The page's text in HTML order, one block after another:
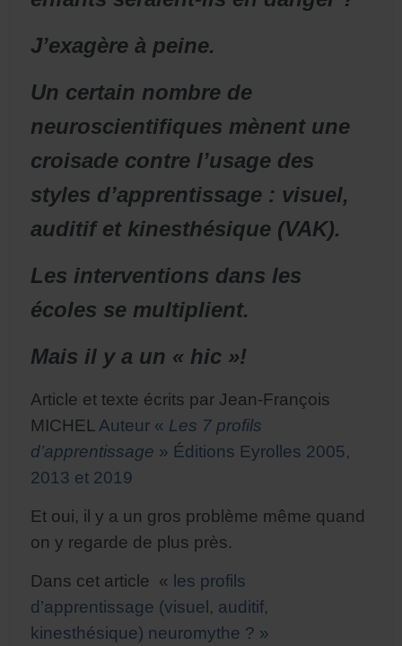
J’exagère à peine.
Un certain nombre de
neuroscientifiques mènent une
croisade contre l’usage des
styles d’apprentissage : visuel,
auditif et kinesthésique (VAK).
Les interventions dans les
écoles se multiplient.
Mais il y a un « hic »!
Article et texte écrits par Jean-François
MICHELAuteur « Les 7 profils
d’apprentissage » Éditions Eyrolles 2005,
2013 et 2019
Et oui, il y a un gros problème même quand
on y regarde de plus près.
Dans cet article « les profils
d’apprentissage (visuel, auditif,
kinesthésique) neuromythe ? »